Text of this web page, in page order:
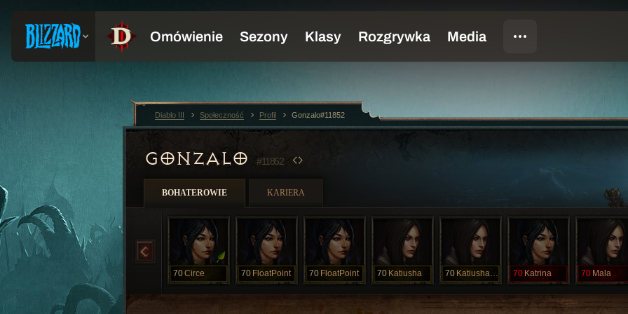
GONZALO #11852
BOHATEROWIE KARIERA
70Circe 70 FloatPoint 70 FloatPoint 70 Katiusha 70 KatiushaTO 70 Katrina 70 Mala
Diablo III Społeczność Profil Gonzalo#11852